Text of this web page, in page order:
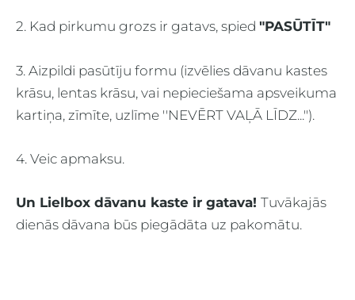
2. Kad pirkumu grozs ir gatavs, spied "PASŪTĪT"
3. Aizpildi pasūtīju formu (izvēlies dāvanu kastes
krāsu, lentas krāsu, vai nepieciešama apsveikuma
kartiņa, zīmīte, uzlīme ''NEVĒRT VAĻĀ LĪDZ...").
4. Veic apmaksu.
Un Lielbox dāvanu kaste ir gatava! Tuvākajās
dienās dāvana būs piegādāta uz pakomātu.